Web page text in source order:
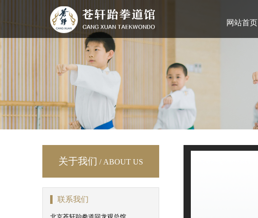
网站首页
关于我们 / ABOUT US
联系我们